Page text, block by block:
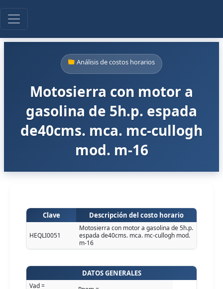
Análisis de costos horarios
Motosierra con motor a
gasolina de 5h.p. espada
de40cms. mca. mc-cullogh
mod. m-16
Clave Descripción del costo horario
HEQLI0051
Motosierra con motor a gasolina de 5h.p.
espada de40cms. mca. mc-cullogh mod.
m-16
DATOS GENERALES
Vad =